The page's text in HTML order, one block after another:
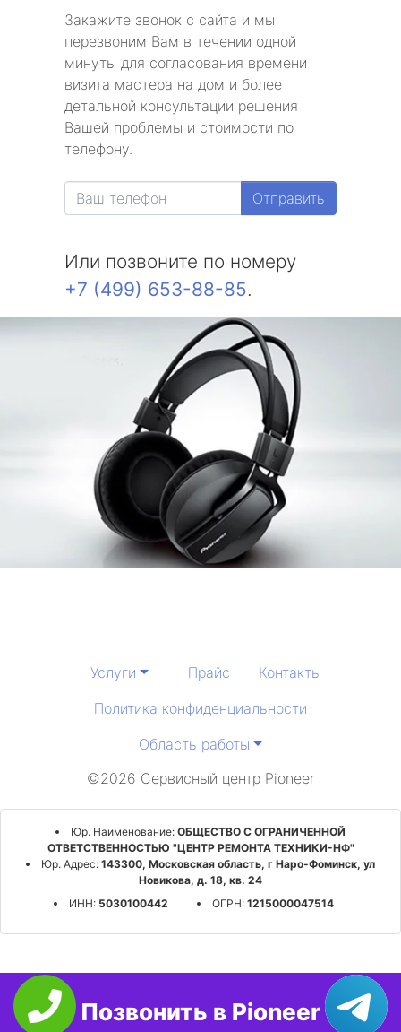
Закажите звонок с сайта и мы
перезвоним Вам в течении одной
минуты для согласования времени
визита мастера на дом и более
детальной консультации решения
Вашей проблемы и стоимости по
телефону.
Отправить
Или позвоните по номеру
+7 (499) 653-88-85.
Услуги Прайс
Контакты
Политика конфиденциальности
Область работы
©2026 Сервисный центр Pioneer
Юр. Наименование: ОБЩЕСТВО С ОГРАНИЧЕННОЙ
ОТВЕТСТВЕННОСТЬЮ "ЦЕНТР РЕМОНТА ТЕХНИКИ-НФ"
Юр. Адрес: 143300, Московская область, г Наро-Фоминск, ул
Новикова, д. 18, кв. 24
ИНН:5030100442 ОГРН:1215000047514
Позвонить в Pioneer